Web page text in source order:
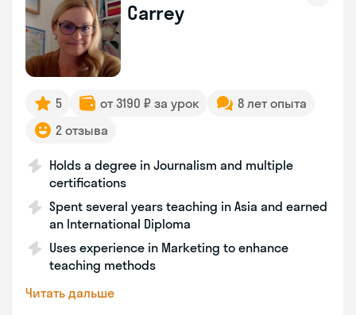
Carrey
5 от 3190 ₽ за урок
8 лет опыта
2 отзыва
Holds a degree in Journalism and multiple
certifications
Spent several years teaching in Asia and earned
an International Diploma
Uses experience in Marketing to enhance
teaching methods
Читать дальше